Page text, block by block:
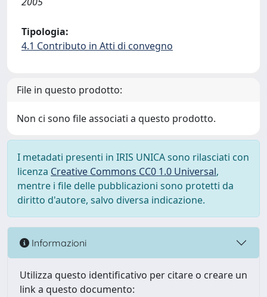
Tipologia:
4.1 Contributo in Atti di convegno
File in questo prodotto:
Non ci sono file associati a questo prodotto.
I metadati presenti in IRIS UNICA sono rilasciati con
licenza Creative Commons CC0 1.0 Universal,
mentre i file delle pubblicazioni sono protetti da
diritto d'autore, salvo diversa indicazione.
Informazioni
Utilizza questo identificativo per citare o creare un
link a questo documento: